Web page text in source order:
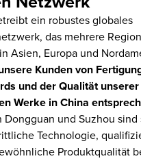
ein robustes globales
das mehrere
Asien, Europa und
Kunden von
und der Qualität
Werke in China
Dongguan und Suzhou
Technologie,
Produktqualität